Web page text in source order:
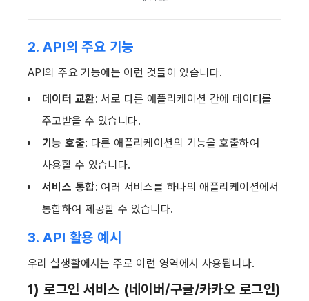
2. API의 주요 기능
API의 주요 기능에는 이런 것들이 있습니다.
데이터 교환: 서로 다른 애플리케이션 간에 데이터를
주고받을 수 있습니다.
기능 호출: 다른 애플리케이션의 기능을 호출하여
사용할 수 있습니다.
서비스 통합: 여러 서비스를 하나의 애플리케이션에서
통합하여 제공할 수 있습니다.
3. API 활용 예시
우리 실생활에서는 주로 이런 영역에서 사용됩니다.
1) 로그인 서비스 (네이버/구글/카카오 로그인)